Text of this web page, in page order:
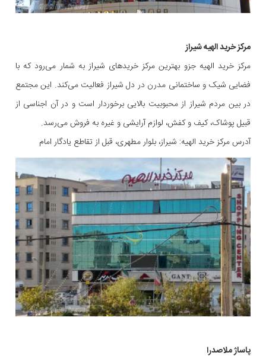
مرکز خرید الهیه شیراز
مرکز خرید الهیه جزو بهترین مرکز خریدهای شیراز به شمار می‌رود که با
فضایی شیک و ساختمانی مدرن در دل شیراز فعالیت می‌کند. این مجتمع
در بین مردم شیراز از محبوبیت بالایی برخوردار است و در آن اجناسی از
قبیل پوشاک، کیف و کفش، لوازم آرایشی و غیره به فروش می‌رسد.
آدرس مرکز خرید الهیه: شیراز، بلوار مطهری، قبل از تقاطع یادگار امام
پاساژ ملاصدرا